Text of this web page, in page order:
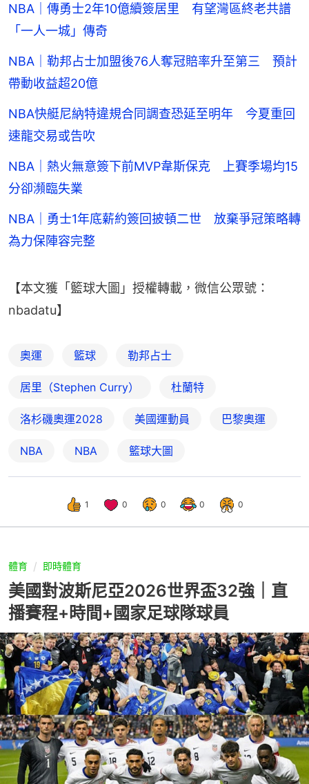
NBA｜傳勇士2年10億續簽居里 有望灣區終老共譜
「一人一城」傳奇
NBA｜勒邦占士加盟後76人奪冠賠率升至第三 預計
帶動收益超20億
NBA快艇尼納特違規合同調查恐延至明年 今夏重回
速龍交易或告吹
NBA｜熱火無意簽下前MVP韋斯保克 上賽季場均15
分卻瀕臨失業
NBA｜勇士1年底薪約簽回披頓二世 放棄爭冠策略轉
為力保陣容完整
【本文獲「籃球大圖」授權轉載，微信公眾號：
nbadatu】
奧運 籃球 勒邦占士
居里（Stephen Curry） 杜蘭特
洛杉磯奧運2028 美國運動員 巴黎奧運
NBA NBA 籃球大圖
1 0 0 0 0
體育 即時體育
美國對波斯尼亞2026世界盃32強｜直
播賽程+時間+國家足球隊球員